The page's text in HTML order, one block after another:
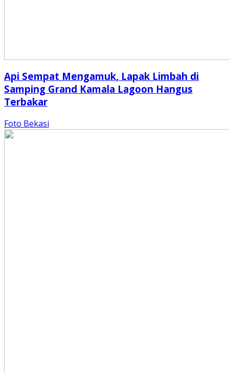
Api Sempat Mengamuk, Lapak Limbah di
Samping Grand Kamala Lagoon Hangus
Terbakar
Foto Bekasi